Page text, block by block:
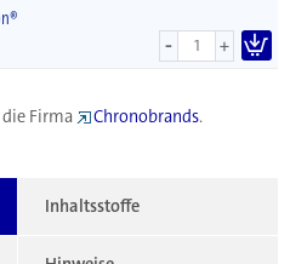
- +
Firma Chronobrands.
Inhaltsstoffe